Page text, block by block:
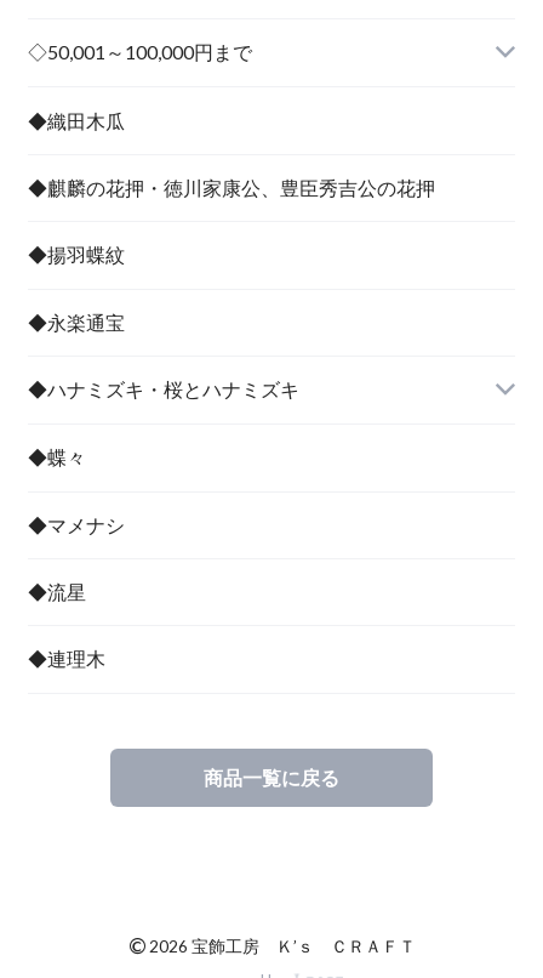
その他
その他
◇50,001～100,000円まで
◆織田木瓜
◆麒麟の花押・徳川家康公、豊臣秀吉公の花押
◆揚羽蝶紋
◆永楽通宝
◆ハナミズキ・桜とハナミズキ
◆蝶々
◆マメナシ
◆流星
◆連理木
商品一覧に戻る
© 2026 宝飾工房 Ｋ’ｓ ＣＲＡＦＴ